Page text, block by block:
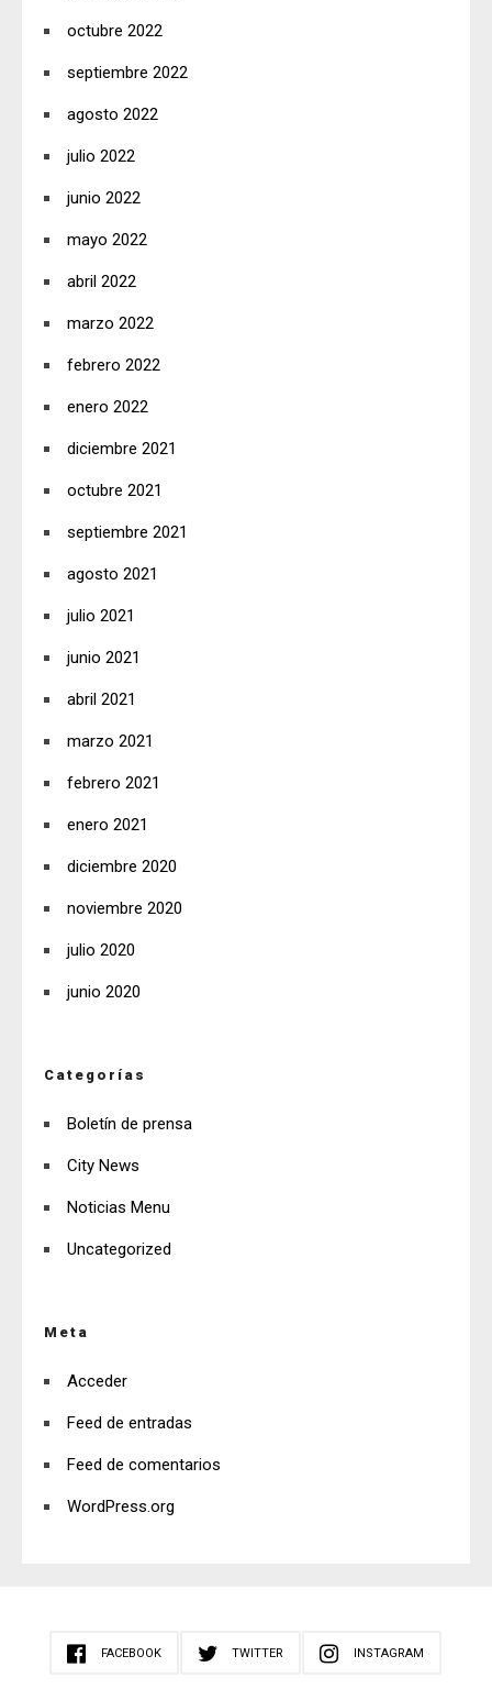
octubre 2022
septiembre 2022
agosto 2022
julio 2022
junio 2022
mayo 2022
abril 2022
marzo 2022
febrero 2022
enero 2022
diciembre 2021
octubre 2021
septiembre 2021
agosto 2021
julio 2021
junio 2021
abril 2021
marzo 2021
febrero 2021
enero 2021
diciembre 2020
noviembre 2020
julio 2020
junio 2020
Categorías
Boletín de prensa
City News
Noticias Menu
Uncategorized
Meta
Acceder
Feed de entradas
Feed de comentarios
WordPress.org
FACEBOOK TWITTER INSTAGRAM